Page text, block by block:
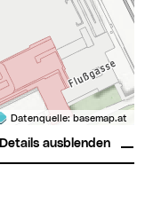
Datenquelle: basemap.at
Details ausblenden